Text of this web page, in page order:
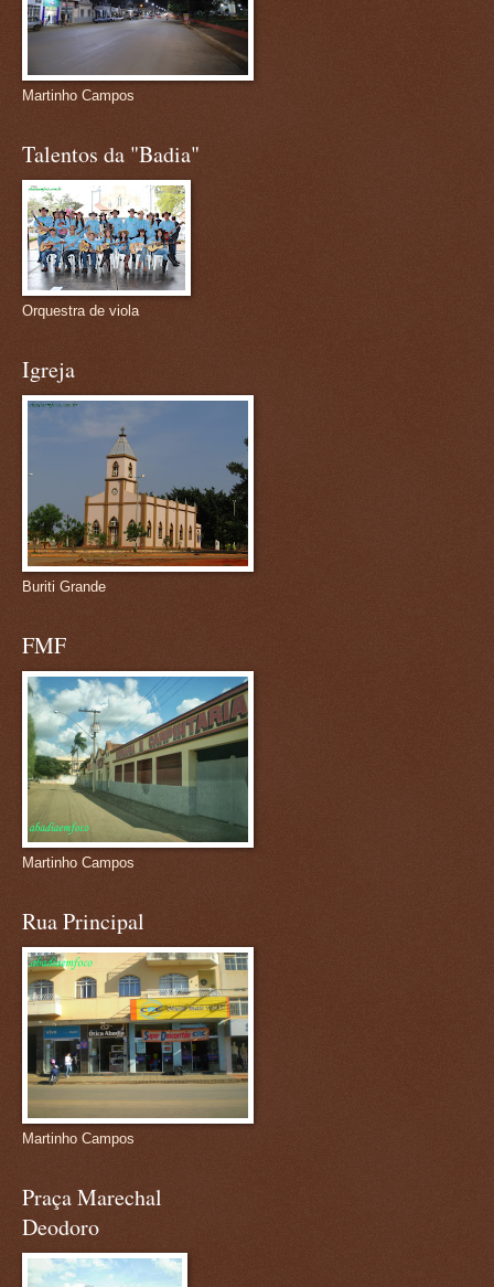
Martinho Campos
Talentos da "Badia"
Orquestra de viola
Igreja
Buriti Grande
FMF
Martinho Campos
Rua Principal
Martinho Campos
Praça Marechal
Deodoro